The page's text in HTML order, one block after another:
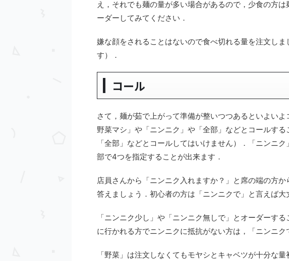
え，それでも麺の量が多い場合があるので，少食の方
ーダーしてみてください．
嫌な顔をされることはないので食べ切れる量を注文し
す）．
コール
さて，麺が茹で上がって準備が整いつつあるといよい
野菜マシ」や「ニンニク」や「全部」などとコールす
「全部」などとコールしてはいけません）．「ニンニ
部で4つを指定することが出来ます．
店員さんから「ニンニク入れますか？」と席の端の方
答えましょう．初心者の方は「ニンニクで」と言えば大
「ニンニク少し」や「ニンニク無しで」とオーダーす
に行かれる方でニンニクに抵抗がない方は，「ニンニク
「野菜」は注文しなくてもモヤシとキャベツが十分な